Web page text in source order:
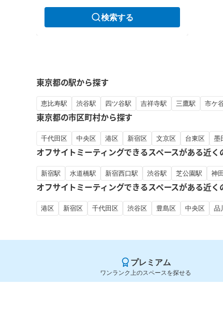
検索する
東京都の駅から探す
恵比寿駅 渋谷駅 四ツ谷駅 吉祥寺駅 三鷹駅 市ケ
東京都の市区町村から探す
千代田区 中央区 港区 新宿区 文京区 台東区 墨
オフサイトミーティングできるスペースがある近く
新宿駅 水道橋駅 新宿西口駅 渋谷駅 芝公園駅 神
オフサイトミーティングできるスペースがある近く
港区 新宿区 千代田区 渋谷区 豊島区 中央区 品
プレミアム
ワンランク上のスペースを探せる